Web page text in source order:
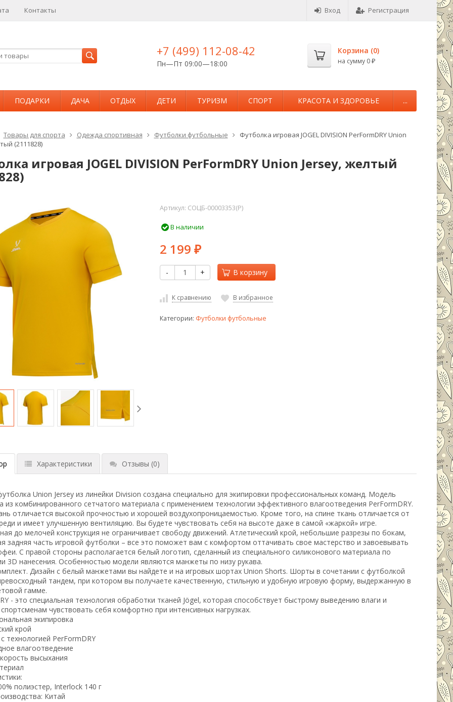
Контакты Вход Регистрация
+7 (499) 112-08-42
Пн—Пт 09:00—18:00
Корзина (0)
на сумму 0 ₽
ПОДАРКИ ДАЧА ОТДЫХ ДЕТИ ТУРИЗМ СПОРТ КРАСОТА И ЗДОРОВЬЕ ...
Товары для спорта Одежда спортивная Футболки футбольные
Футболка игровая JOGEL DIVISION PerFormDRY Union
(2111828)
игровая JOGEL DIVISION PerFormDRY Union Jersey, желтый
Артикул: СОЦБ-00003353(P)
В наличии
2 199 ₽
- + В корзину
К сравнению В избранное
Категории: Футболки футбольные
Характеристики Отзывы (0)
Union Jersey из линейки Division создана специально для экипировки профессиональных команд. Модель
из комбинированного сетчатого материала с применением технологии эффективного влагоотведения PerFormDRY.
отличается высокой прочностью и хорошей воздухопроницаемостью. Кроме того, на спине ткань отличается от
и имеет улучшенную вентиляцию. Вы будете чувствовать себя на высоте даже в самой «жаркой» игре.
до мелочей конструкция не ограничивает свободу движений. Атлетический крой, небольшие разрезы по бокам,
задняя часть игровой футболки – все это поможет вам с комфортом оттачивать свое мастерство и завоевывать
С правой стороны располагается белый логотип, сделанный из специального силиконового материала по
3D нанесения. Особенностью модели являются манжеты по низу рукава.
Дизайн с белый манжетами вы найдете и на игровых шортах Union Shorts. Шорты в сочетании с футболкой
тандем, при котором вы получаете качественную, стильную и удобную игровую форму, выдержанную в
гамме.
- это специальная технология обработки тканей Jögel, которая способствует быстрому выведению влаги и
чувствовать себя комфортно при интенсивных нагрузках.
экипировка
крой
технологией PerFormDRY
влагоотведение
высыхания
полиэстер, Interlock 140 г
Китай